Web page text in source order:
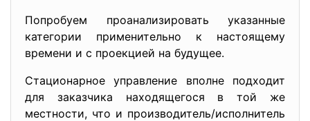
Попробуем проанализировать указанные
категории применительно к настоящему
времени и с проекцией на будущее.
Стационарное управление вполне подходит
для заказчика находящегося в той же
местности, что и производитель/исполнитель